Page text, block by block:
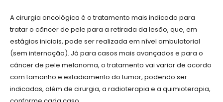
A cirurgia oncológica é o tratamento mais indicado para
tratar o câncer de pele para a retirada da lesão, que, em
estágios iniciais, pode ser realizada em nível ambulatorial
(sem internação). Já para casos mais avançados e para o
câncer de pele melanoma, o tratamento vai variar de acordo
com tamanho e estadiamento do tumor, podendo ser
indicadas, além de cirurgia, a radioterapia e a quimioterapia,